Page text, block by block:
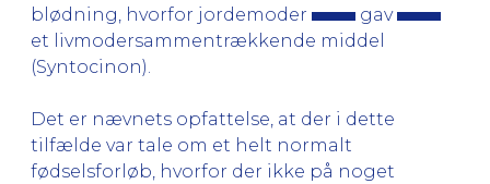
blødning, hvorfor jordemoder
gav
et livmodersammentrækkende middel
(Syntocinon).
Det er nævnets opfattelse, at der i dette
tilfælde var tale om et helt normalt
fødselsforløb, hvorfor der ikke på noget